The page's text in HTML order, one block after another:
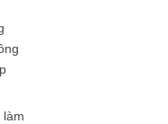
làm